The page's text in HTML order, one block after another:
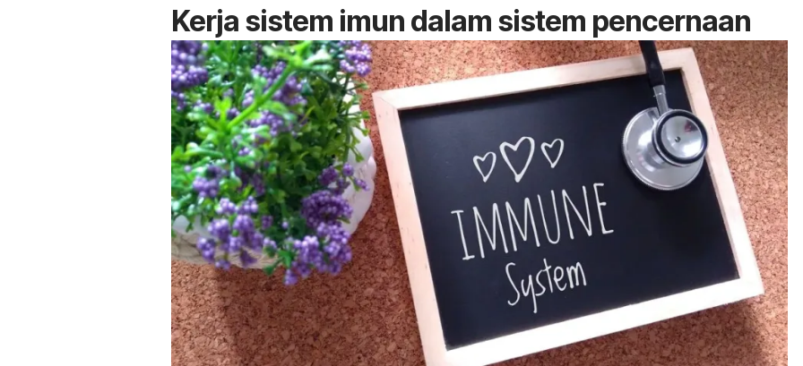
Kerja sistem imun dalam sistem pencernaan